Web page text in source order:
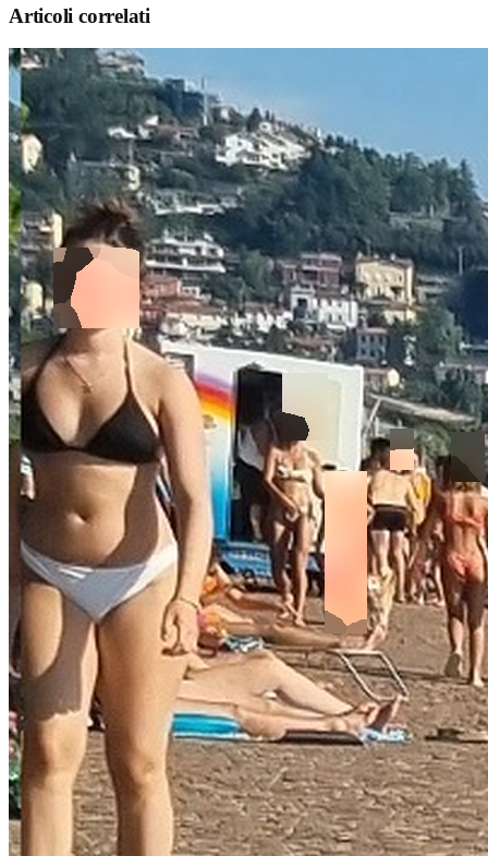
Articoli correlati